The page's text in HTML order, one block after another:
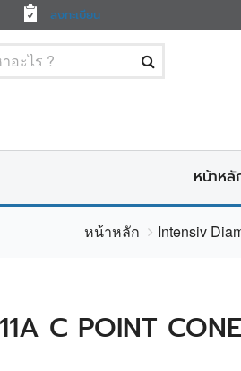
ลงทะเบียน
หน้าหลั
หน้าหลัก Intensiv
C POINT